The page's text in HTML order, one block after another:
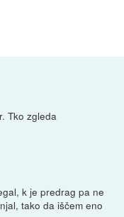
Tko zgleda
k je predrag pa ne
tako da iščem eno